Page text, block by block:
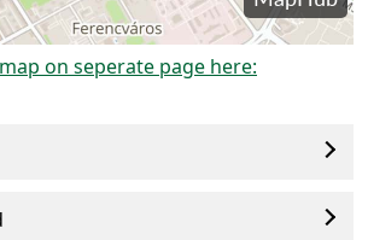
on seperate page here: